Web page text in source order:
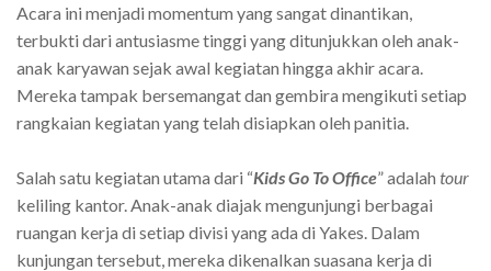
Acara ini menjadi momentum yang sangat dinantikan,
terbukti dari antusiasme tinggi yang ditunjukkan oleh anak-
anak karyawan sejak awal kegiatan hingga akhir acara.
Mereka tampak bersemangat dan gembira mengikuti setiap
rangkaian kegiatan yang telah disiapkan oleh panitia.
Salah satu kegiatan utama dari “Kids Go To Office” adalah tour
keliling kantor. Anak-anak diajak mengunjungi berbagai
ruangan kerja di setiap divisi yang ada di Yakes. Dalam
kunjungan tersebut, mereka dikenalkan suasana kerja di